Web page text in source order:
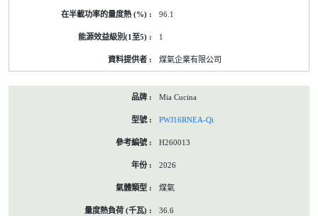
96.1
1
煤氣企業有限公司
Mia Cucina
PWJ16RNEA-Qi
H260013
2026
煤氣
36.6